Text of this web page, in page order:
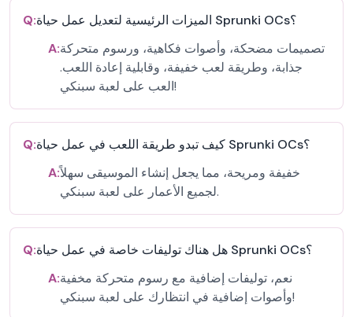
Q:
الميزات الرئيسية لتعديل عمل حياة Sprunki OCs؟
A:تصميمات مضحكة، وأصوات فكاهية، ورسوم متحركة
جذابة، وطريقة لعب خفيفة، وقابلية إعادة اللعب.
العب على لعبة سبنكي!
Q:
كيف تبدو طريقة اللعب في عمل حياة Sprunki OCs؟
A:خفيفة ومريحة، مما يجعل إنشاء الموسيقى سهلاً
لجميع الأعمار على لعبة سبنكي.
Q:
هل هناك توليفات خاصة في عمل حياة Sprunki OCs؟
A:نعم، توليفات إضافية مع رسوم متحركة مخفية
وأصوات إضافية في انتظارك على لعبة سبنكي!